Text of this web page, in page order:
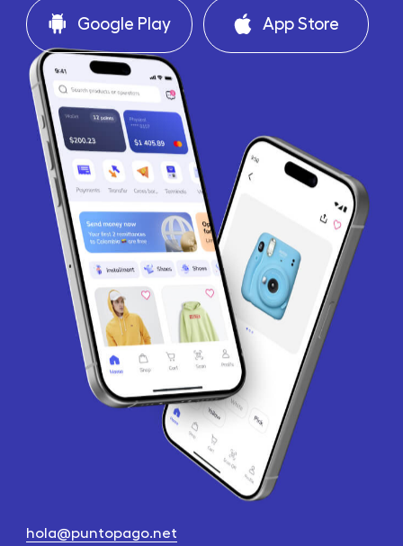
Google Play App Store
hola@puntopago.net